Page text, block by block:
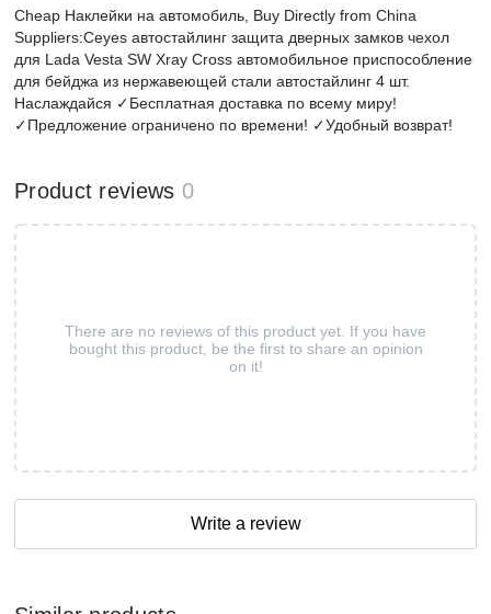
Cheap Наклейки на автомобиль, Buy Directly from China
Suppliers:Ceyes автостайлинг защита дверных замков чехол
для Lada Vesta SW Xray Cross автомобильное приспособление
для бейджа из нержавеющей стали автостайлинг 4 шт.
Наслаждайся ✓Бесплатная доставка по всему миру!
✓Предложение ограничено по времени! ✓Удобный возврат!
Product reviews 0
There are no reviews of this product yet. If you have
bought this product, be the first to share an opinion
on it!
Write a review